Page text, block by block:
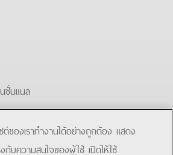
ชั่นแนล
ต์ของเราทำงานได้อย่างถูกต้อง แสดง
กับความสนใจของผู้ใช้ เปิดให้ใช้